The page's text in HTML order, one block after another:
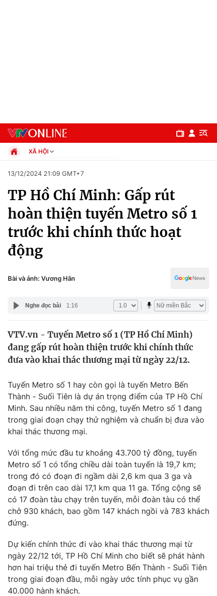
Chuyên mục
Chính trị
Xã hội
Pháp luật
Y tế
Thế giới
Tin tức
Câu chuyện quốc tế
Kinh tế
Tài chính
Thị trường
Góc doanh nghiệp
Dữ liệu và đời sống
Truyền hình
Phim VTV
Hậu trường
Nhân vật
Khán giả
Giải sao mai
Điện ảnh
Âm nhạc
Sao
Đời sống
Du lịch
Làm đẹp
Giáo dục
Tuyển sinh
Học trực tuyến
Công nghệ
Hitech Công nghệ tương lai
Sản phẩm
Thị trường
Giao lưu trực tuyến
Lịch phát sóng
XÃ HỘI
Xã hội
Pháp luật
Thể thao
Truyền hình
Y tế
Công nghệ
13/12/2024 21:09 GMT+7
TP Hồ Chí Minh: Gấp rút
hoàn thiện tuyến Metro số 1
trước khi chính thức hoạt
động
Bài và ảnh: Vương Hãn
Nghe đọc bài 1:16
VTV.vn - Tuyến Metro số 1 (TP Hồ Chí Minh)
đang gấp rút hoàn thiện trước khi chính thức
đưa vào khai thác thương mại từ ngày 22/12.
Tuyến Metro số 1 hay còn gọi là tuyến Metro Bến
Thành - Suối Tiên là dự án trọng điểm của TP Hồ Chí
Minh. Sau nhiều năm thi công, tuyến Metro số 1 đang
trong giai đoạn chạy thử nghiệm và chuẩn bị đưa vào
khai thác thương mại.
Với tổng mức đầu tư khoảng 43.700 tỷ đồng, tuyến
Metro số 1 có tổng chiều dài toàn tuyến là 19,7 km;
trong đó có đoạn đi ngầm dài 2,6 km qua 3 ga và
đoạn đi trên cao dài 17,1 km qua 11 ga. Tổng cộng sẽ
có 17 đoàn tàu chạy trên tuyến, mỗi đoàn tàu có thể
chở 930 khách, bao gồm 147 khách ngồi và 783 khách
đứng.
Dự kiến chính thức đi vào khai thác thương mại từ
ngày 22/12 tới, TP Hồ Chí Minh cho biết sẽ phát hành
hơn hai triệu thẻ đi tuyến Metro Bến Thành - Suối Tiên
trong giai đoạn đầu, mỗi ngày ước tính phục vụ gần
40.000 hành khách.